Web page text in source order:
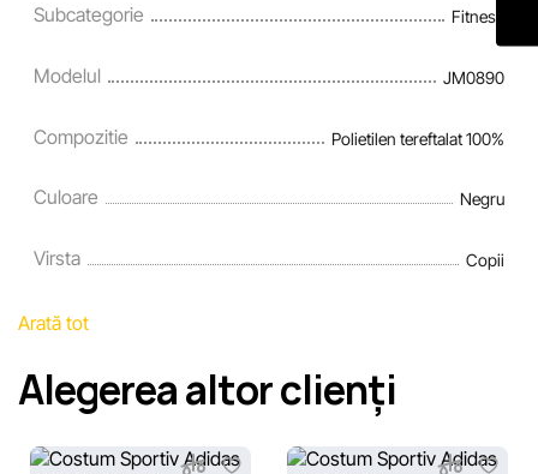
Subcategorie Fitness
Modelul JM0890
Compozitie Polietilen tereftalat 100%
Culoare Negru
Virsta Copii
Arată tot
Alegerea altor clienți